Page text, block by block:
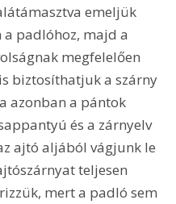
emeljük
a padlóhoz, majd a
megfelelően
biztosíthatjuk a szárny
azonban a pántok
és a zárnyelv
ajtó aljából vágjunk le
teljesen
mert a padló sem